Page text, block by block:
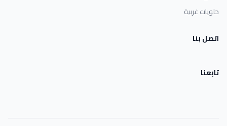
حلويات غربية
اتصل بنا
تابعنا